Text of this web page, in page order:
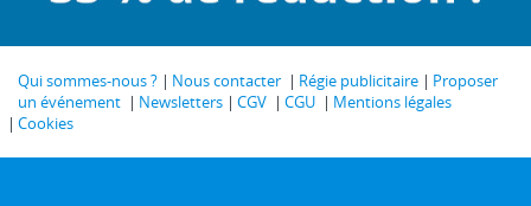
Qui sommes-nous ? Nous contacter Régie publicitaire
Proposer
un événement
Newsletters CGV CGU
Mentions légales
Cookies